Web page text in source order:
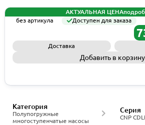
АКТУАЛЬНАЯ ЦЕНА
без артикула
Доступен для заказа
Доставка
Добавить в корзину
Полупогружные
многоступенчатые насосы
Категория
CNP
Серия